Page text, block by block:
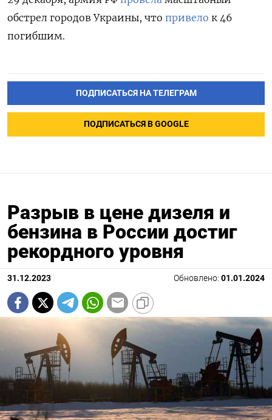
обстрел городов Украины, что привело к 46
погибшим.
ПОДПИСАТЬСЯ НА ТЕЛЕГРАМ
ПОДПИСАТЬСЯ В GOOGLE
Разрыв в цене дизеля и
бензина в России достиг
рекордного уровня
31.12.2023 Обновлено: 01.01.2024